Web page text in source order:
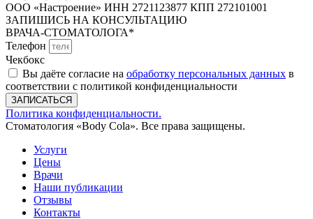
ООО «Настроение» ИНН 2721123877 КПП 272101001
ЗАПИШИСЬ НА КОНСУЛЬТАЦИЮ
ВРАЧА-СТОМАТОЛОГА*
Телефон
Чекбокс
Вы даёте согласие на обработку персональных данных в
соответствии с политикой конфиденциальности
ЗАПИСАТЬСЯ
Политика конфиденциальности.
Стоматология «Body Cola». Все права защищены.
Услуги
Цены
Врачи
Наши публикации
Отзывы
Контакты